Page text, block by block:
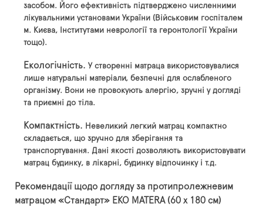
засобом. Його ефективність підтверджено численними
лікувальними установами України (Військовим госпіталем
м. Києва, Інститутами неврології та геронтології України
тощо).
Екологічність. У створенні матраца використовувалися
лише натуральні матеріали, безпечні для ослабленого
організму. Вони не провокують алергію, зручні у догляді
та приємні до тіла.
Компактність. Невеликий легкий матрац компактно
складається, що зручно для зберігання та
транспортування. Дані якості дозволяють використовувати
матрац будинку, в лікарні, будинку відпочинку і т.д.
Рекомендації щодо догляду за протипролежневим
матрацом «Стандарт» EKO MATERA (60 х 180 см)